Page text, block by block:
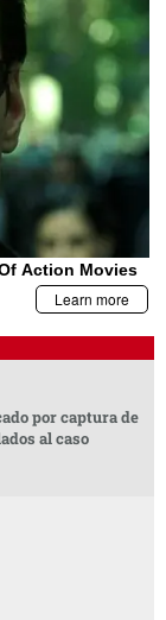
por captura de
al caso